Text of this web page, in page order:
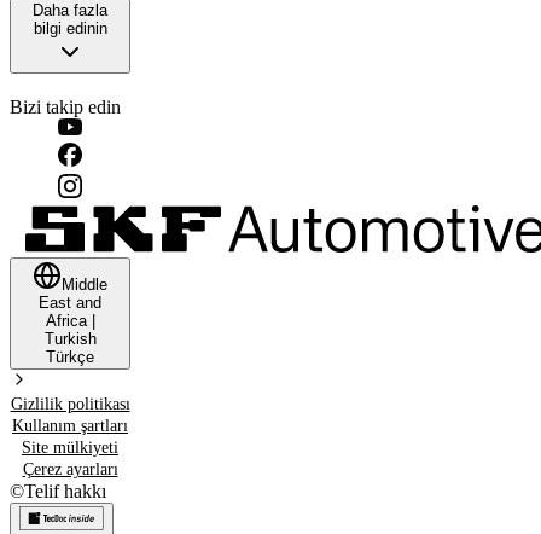
Daha fazla
bilgi edinin
Bizi takip edin
Middle
East and
Africa|
Turkish
Türkçe
Gizlilik politikası
Kullanım şartları
Site mülkiyeti
Çerez ayarları
©Telif hakkı